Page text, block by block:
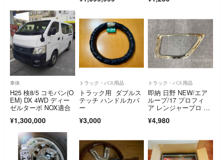
車体
H25 検8/5 コモバン(O
EM) DX 4WD ディー
ゼルターボ NOX適合
¥1,300,000
トラック・バス用品
トラック用 ダブルス
テッチ ハンドルカバ
ー
¥3,000
トラック・バス用品
即納 日野 NEW/エア
ループ/17 プロフィ
ア レンジャープロ メ
¥4,980